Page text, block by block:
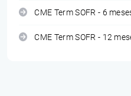
CME Term SOFR - 6
CME Term SOFR - 12